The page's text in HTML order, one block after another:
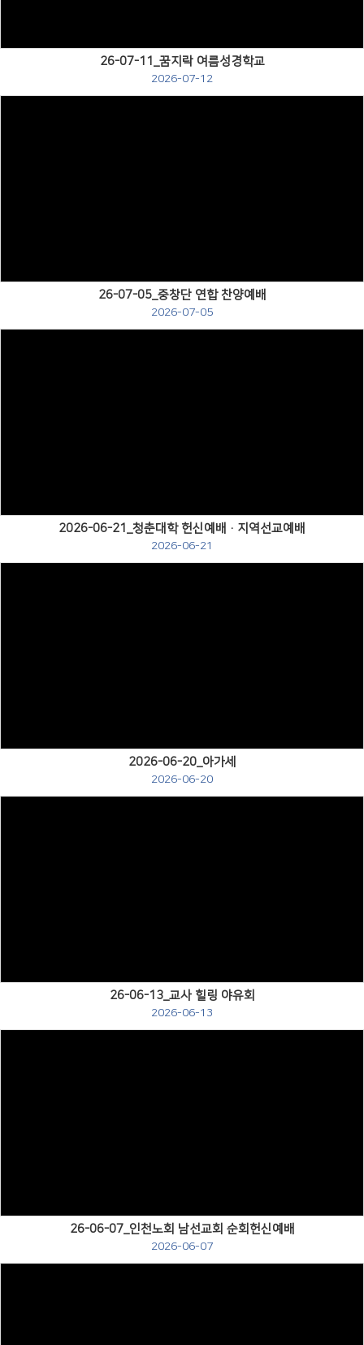
26-07-11_꿈지락 여름성경학교
2026-07-12
26-07-05_중창단 연합 찬양예배
2026-07-05
2026-06-21_청춘대학 헌신예배·지역선교예배
2026-06-21
2026-06-20_아가세
2026-06-20
26-06-13_교사 힐링 야유회
2026-06-13
26-06-07_인천노회 남선교회 순회헌신예배
2026-06-07